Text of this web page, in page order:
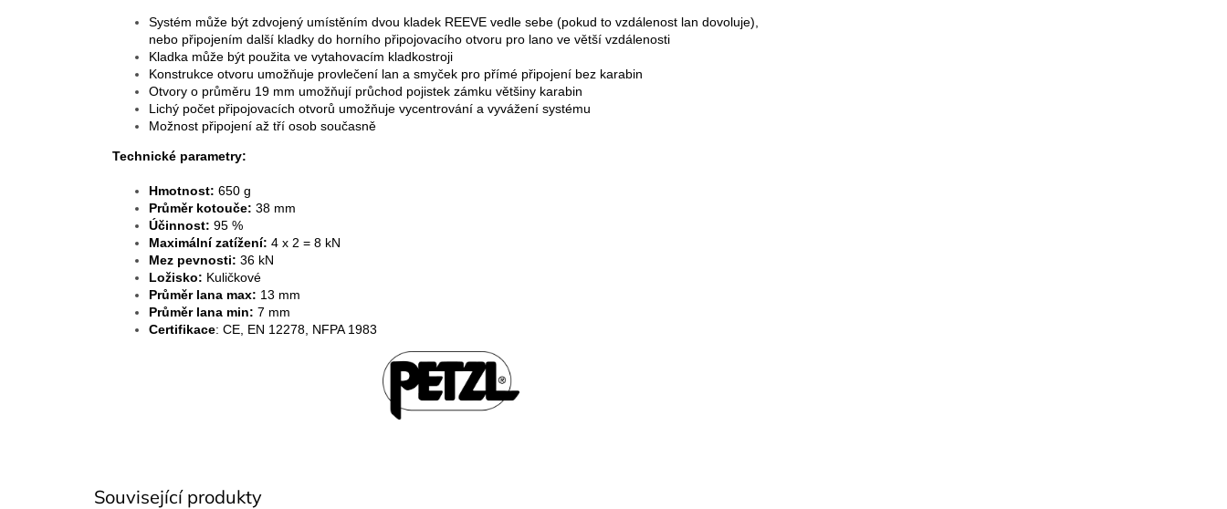
Související produkty
Systém může být zdvojený umístěním dvou kladek REEVE vedle sebe (pokud to vzdálenost lan dovoluje),
nebo připojením další kladky do horního připojovacího otvoru pro lano ve větší vzdálenosti
Kladka může být použita ve vytahovacím kladkostroji
Konstrukce otvoru umožňuje provlečení lan a smyček pro přímé připojení bez karabin
Otvory o průměru 19 mm umožňují průchod pojistek zámku většiny karabin
Lichý počet připojovacích otvorů umožňuje vycentrování a vyvážení systému
Možnost připojení až tří osob současně
Technické parametry:
Hmotnost: 650 g
Průměr kotouče: 38 mm
Účinnost: 95 %
Maximální zatížení: 4 x 2 = 8 kN
Mez pevnosti: 36 kN
Ložisko: Kuličkové
Průměr lana max: 13 mm
Průměr lana min: 7 mm
Certifikace: CE, EN 12278, NFPA 1983